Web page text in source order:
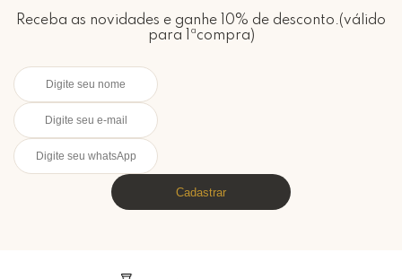
Receba as novidades e ganhe 10% de desconto.(válido
para 1ªcompra)
Cadastrar